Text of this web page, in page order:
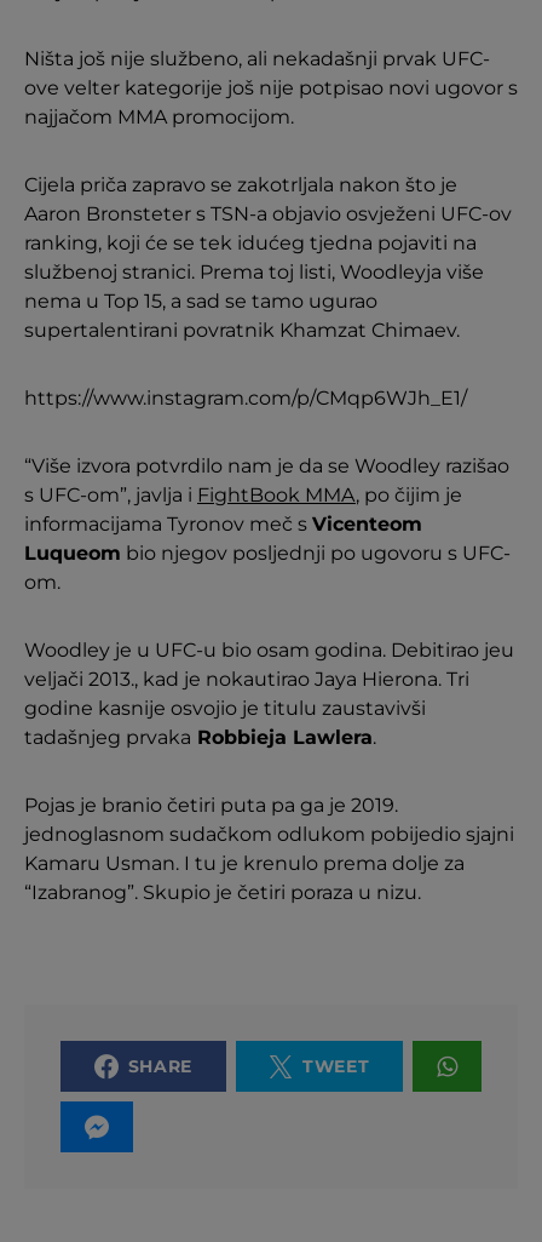
Ništa još nije službeno, ali nekadašnji prvak UFC-
ove velter kategorije još nije potpisao novi ugovor s
najjačom MMA promocijom.
Cijela priča zapravo se zakotrljala nakon što je
Aaron Bronsteter s TSN-a objavio osvježeni UFC-ov
ranking, koji će se tek idućeg tjedna pojaviti na
službenoj stranici. Prema toj listi, Woodleyja više
nema u Top 15, a sad se tamo ugurao
supertalentirani povratnik Khamzat Chimaev.
https://www.instagram.com/p/CMqp6WJh_E1/
“Više izvora potvrdilo nam je da se Woodley razišao
s UFC-om”, javlja i FightBook MMA, po čijim je
informacijama Tyronov meč s Vicenteom
Luqueom bio njegov posljednji po ugovoru s UFC-
om.
Woodley je u UFC-u bio osam godina. Debitirao jeu
veljači 2013., kad je nokautirao Jaya Hierona. Tri
godine kasnije osvojio je titulu zaustavivši
tadašnjeg prvaka Robbieja Lawlera.
Pojas je branio četiri puta pa ga je 2019.
jednoglasnom sudačkom odlukom pobijedio sjajni
Kamaru Usman. I tu je krenulo prema dolje za
“Izabranog”. Skupio je četiri poraza u nizu.
SHARE TWEET